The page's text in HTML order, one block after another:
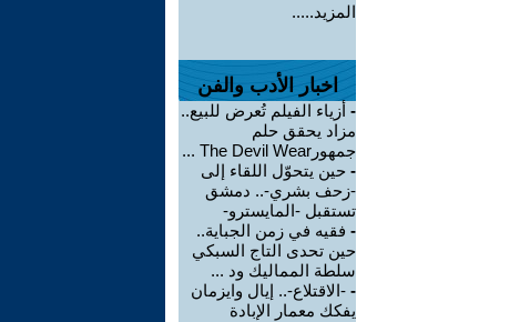
المزيد.....
اخبار الأدب والفن
- أزياء الفيلم تُعرض للبيع..
مزاد يحقق حلم
جمهورThe Devil Wear ...
- حين يتحوّل اللقاء إلى
-زحف بشري-.. دمشق
تستقبل -المايسترو-
- فقيه في زمن الجباية..
حين تحدى التاج السبكي
سلطة المماليك ود ...
- -الاقتلاع-.. إيال وايزمان
يفكك معمار الإبادة